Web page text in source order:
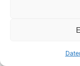
Einzelnes Ergebnis wird